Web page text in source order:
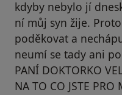
kdyby nebylo jí
ní můj syn žije.
poděkovat a
neumí se tady ani
PANÍ DOKTORKO
NA TO CO JSTE PRO